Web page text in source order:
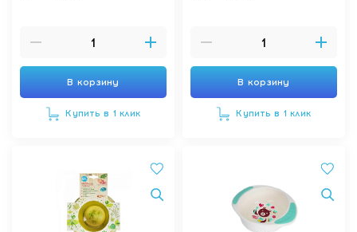
В корзину
Купить в 1 клик
В корзину
Купить в 1 клик